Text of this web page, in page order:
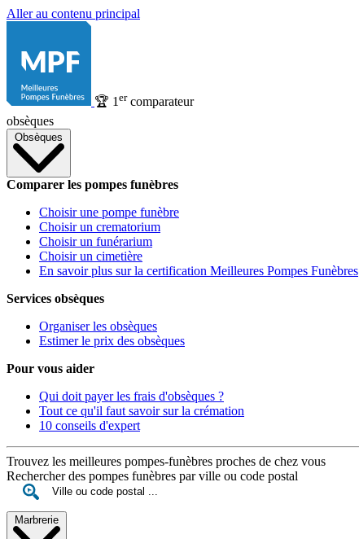
Aller au contenu principal
🏆 1 ercomparateur
obsèques
Obsèques
Comparer les pompes funèbres
Choisir une pompe funèbre
Choisir un crematorium
Choisir un funérarium
Choisir un cimetière
En savoir plus sur la certification Meilleures Pompes Funèbres
Services obsèques
Organiser les obsèques
Estimer le prix des obsèques
Pour vous aider
Qui doit payer les frais d'obsèques ?
Tout ce qu'il faut savoir sur la crémation
10 conseils d'expert
Trouvez les meilleures pompes-funèbres proches de chez vous
Rechercher des pompes funèbres par ville ou code postal
Marbrerie